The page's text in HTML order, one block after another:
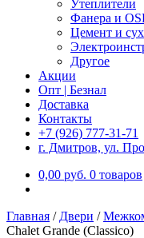
Утеплители
Фанера и
Цемент и
Другое
Акции
Опт | Безнал
Доставка
Контакты
+7 (926) 777-31-71
г. Дмитров, ул.
0,00 руб. 0 товаров
Главная / Двери /
Chalet Grande (Classico)